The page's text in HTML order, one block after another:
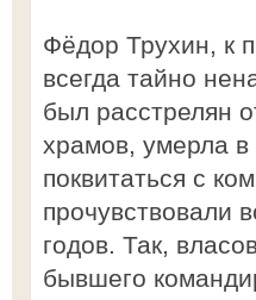
Фёдор Трухин, к
всегда тайно
был расстрелян
храмов, умерла в
поквитаться с
прочувствовали
годов. Так,
бывшего